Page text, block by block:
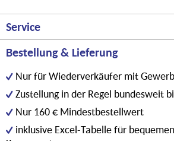
Service
Bestellung & Lieferung
Nur für Wiederverkäufer mit
Zustellung in der Regel bundesweit
Nur 160 € Mindestbestellwert
inklusive Excel-Tabelle für